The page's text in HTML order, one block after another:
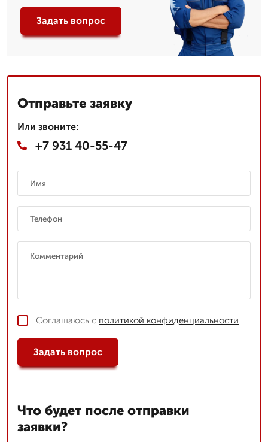
Задать вопрос
Отправьте заявку
Или звоните:
+7 931 40-55-47
Соглашаюсь с политикой конфиденциальности
Задать вопрос
Что будет после отправки
заявки?